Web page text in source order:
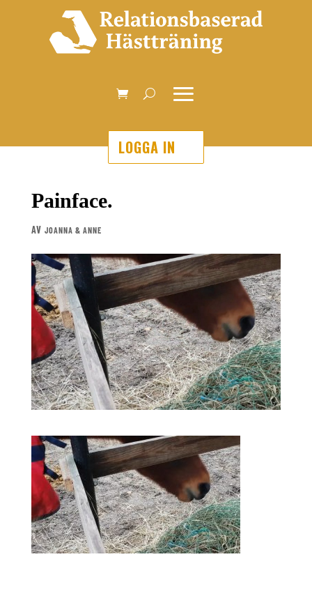
LOGGA IN
Painface.
AV JOANNA & ANNE